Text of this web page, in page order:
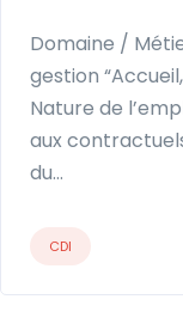
Domaine /
gestion
Nature de
aux
du…
CDI